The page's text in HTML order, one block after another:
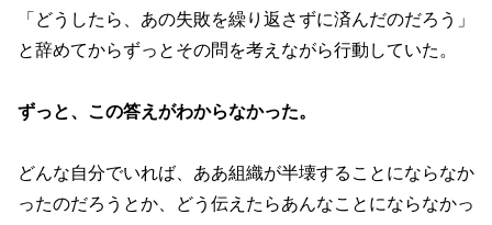
「どうしたら、あの失敗を繰り返さずに済んだのだろう」
と辞めてからずっとその問を考えながら行動していた。
ずっと、この答えがわからなかった。
どんな自分でいれば、ああ組織が半壊することにならなか
ったのだろうとか、どう伝えたらあんなことにならなかっ